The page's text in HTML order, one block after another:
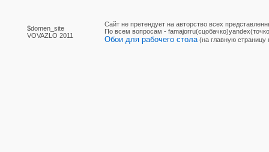
$domen_site
VOVAZLO 2011
Сайт не претендует на авторство всех
По вcем вопросам -
Обои для рабочего стола (на главную страницу